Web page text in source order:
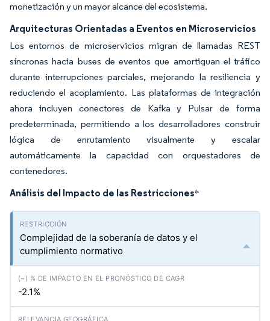
monetización y un mayor alcance del ecosistema.
Arquitecturas Orientadas a Eventos en Microservicios
Los entornos de microservicios migran de llamadas REST
síncronas hacia buses de eventos que amortiguan el tráfico
durante interrupciones parciales, mejorando la resiliencia y
reduciendo el acoplamiento. Las plataformas de integración
ahora incluyen conectores de Kafka y Pulsar de forma
predeterminada, permitiendo a los desarrolladores construir
lógica de enrutamiento visualmente y escalar
automáticamente la capacidad con orquestadores de
contenedores.
Análisis del Impacto de las Restricciones*
Complejidad de la soberanía de datos y el
cumplimiento normativo
-2.1%